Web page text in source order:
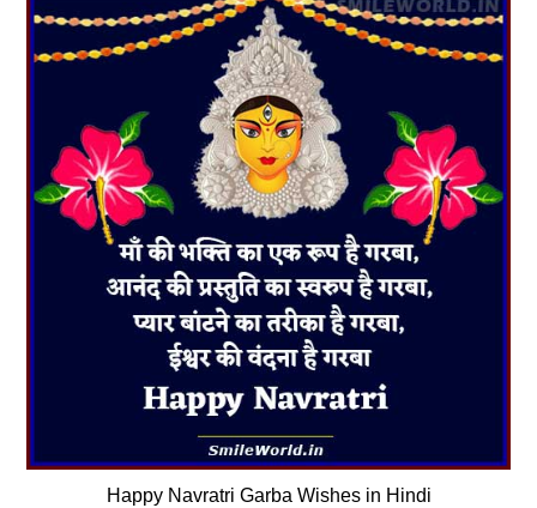
Happy Navratri Garba Wishes in Hindi